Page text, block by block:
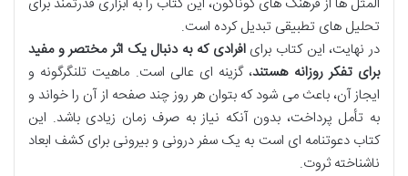
تحلیل های تطبیقی تبدیل کرده است.
در نهایت، این کتاب برایافرادی که به دنبال یک اثر مختصر و مفید
برای تفکر روزانه هستند، گزینه ای عالی است. ماهیت تلنگرگونه و
ایجاز آن، باعث می شود که بتوان هر روز چند صفحه از آن را خواند و
به تأمل پرداخت، بدون آنکه نیاز به صرف زمان زیادی باشد. این
کتاب دعوتنامه ای است به یک سفر درونی و بیرونی برای کشف ابعاد
ناشناخته ثروت.